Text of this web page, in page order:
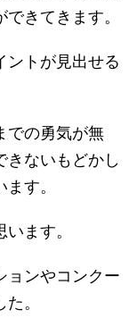
きてきます。
ントが見出せる
での勇気が無
きないもどかし
す。
ます。
ョンやコンクー
。